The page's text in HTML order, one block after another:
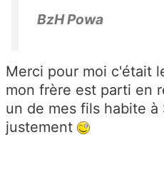
BzH Powa
Merci pour moi c'était
mon frère est parti en
un de mes fils habite
justement